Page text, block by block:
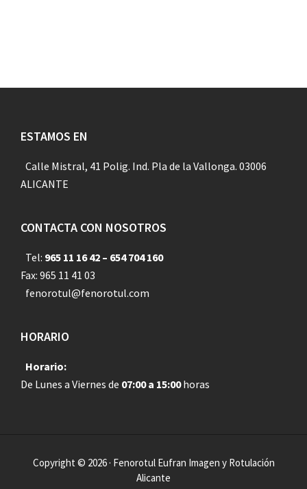
Footer
ESTAMOS EN
Calle Mistral, 41 Polig. Ind. Pla de la Vallonga. 03006
ALICANTE
CONTACTA CON NOSOTROS
Tel: 965 11 16 42 – 654 704 160
Fax: 965 11 41 03
fenorotul@fenorotul.com
HORARIO
Horario:
De Lunes a Viernes de 07:00 a 15:00horas
Copyright © 2026 · Fenorotul Eufran Imagen y Rotulación
Alicante